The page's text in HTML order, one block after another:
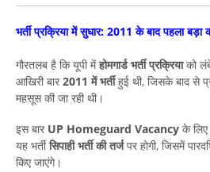
भर्ती प्रक्रिया में सुधार: 2011 के बाद पहला बड़ा
गौरतलब है कि यूपी मेंहोमगार्ड भर्ती प्रक्रियाको
आखिरी बार 2011 में भर्तीहुई थी, जिसके बाद से
महसूस की जा रही थी।
इस बार UP Homeguard Vacancy के लिए
यह भर्तीसिपाही भर्ती की तर्जपर होगी, जिसमें
किए जाएंगे।